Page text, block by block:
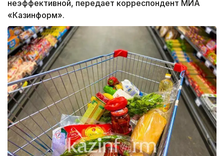
неэффективной, передает корреспондент МИА
«Казинформ».